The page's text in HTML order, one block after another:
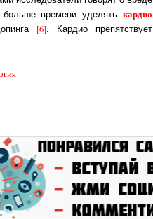
вре­ме­ни уделять кардио
[6] . Кар­дио пре­пят­ст­ву­ет